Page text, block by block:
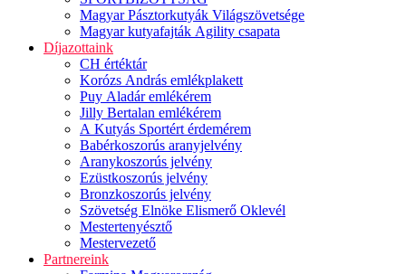
Magyar Pásztorkutyák Világszövetsége
Magyar kutyafajták Agility csapata
Díjazottaink
CH értéktár
Korózs András emlékplakett
Puy Aladár emlékérem
Jilly Bertalan emlékérem
A Kutyás Sportért érdemérem
Babérkoszorús aranyjelvény
Aranykoszorús jelvény
Ezüstkoszorús jelvény
Bronzkoszorús jelvény
Szövetség Elnöke Elismerő Oklevél
Mestertenyésztő
Mestervezető
Partnereink